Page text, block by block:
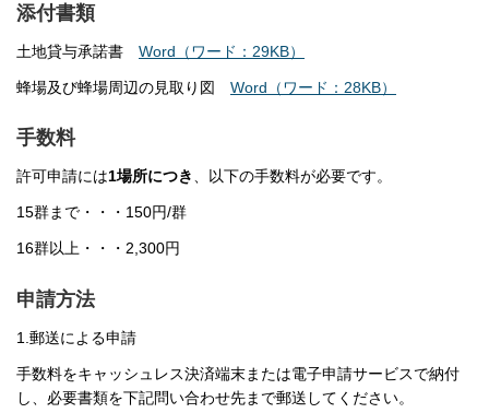
添付書類
土地貸与承諾書 Word（ワード：29KB）
蜂場及び蜂場周辺の見取り図 Word（ワード：28KB）
手数料
許可申請には1場所につき 、以下の手数料が必要です。
15群まで・・・150円/群
16群以上・・・2,300円
申請方法
1.郵送による申請
手数料をキャッシュレス決済端末または電子申請サービスで納付
し、必要書類を下記問い合わせ先まで郵送してください。